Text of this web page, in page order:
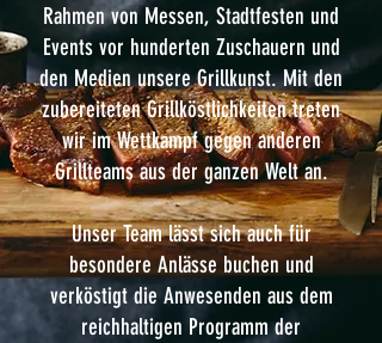
Rahmen von Messen, Stadtfesten und
Events vor hunderten Zuschauern und
den Medien unsere Grillkunst. Mit den
zubereiteten Grillköstlichkeiten treten
wir im Wettkampf gegen anderen
Grillteams aus der ganzen Welt an.
Unser Team lässt sich auch für
besondere Anlässe buchen und
verköstigt die Anwesenden aus dem
reichhaltigen Programm der